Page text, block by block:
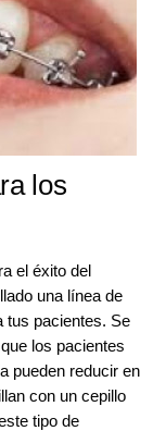
los
el éxito del
una línea de
tus pacientes. Se
los pacientes
pueden reducir en
con un cepillo
tipo de